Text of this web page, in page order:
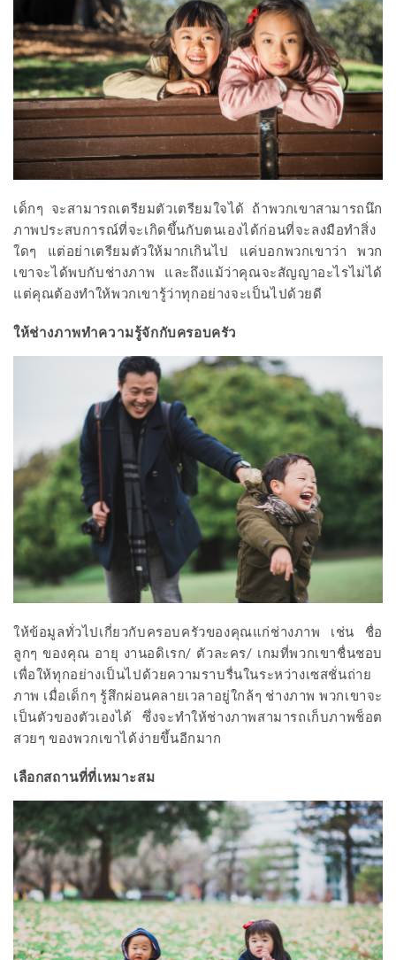
เด็กๆ จะสามารถเตรียมตัวเตรียมใจได้ ถ้าพวกเขาสามารถนึก
ภาพประสบการณ์ที่จะเกิดขึ้นกับตนเองได้ก่อนที่จะลงมือทำสิ่ง
ใดๆ แต่อย่าเตรียมตัวให้มากเกินไป แค่บอกพวกเขาว่า พวก
เขาจะได้พบกับช่างภาพ และถึงแม้ว่าคุณจะสัญญาอะไรไม่ได้
แต่คุณต้องทำให้พวกเขารู้ว่าทุกอย่างจะเป็นไปด้วยดี
ให้ช่างภาพทำความรู้จักกับครอบครัว
ให้ข้อมูลทั่วไปเกี่ยวกับครอบครัวของคุณแก่ช่างภาพ เช่น ชื่อ
ลูกๆ ของคุณ อายุ งานอดิเรก/ ตัวละคร/ เกมที่พวกเขาชื่นชอบ
เพื่อให้ทุกอย่างเป็นไปด้วยความราบรื่นในระหว่างเซสชั่นถ่าย
ภาพ เมื่อเด็กๆ รู้สึกผ่อนคลายเวลาอยู่ใกล้ๆ ช่างภาพ พวกเขาจะ
เป็นตัวของตัวเองได้ ซึ่งจะทำให้ช่างภาพสามารถเก็บภาพช็อต
สวยๆ ของพวกเขาได้ง่ายขึ้นอีกมาก
เลือกสถานที่ที่เหมาะสม